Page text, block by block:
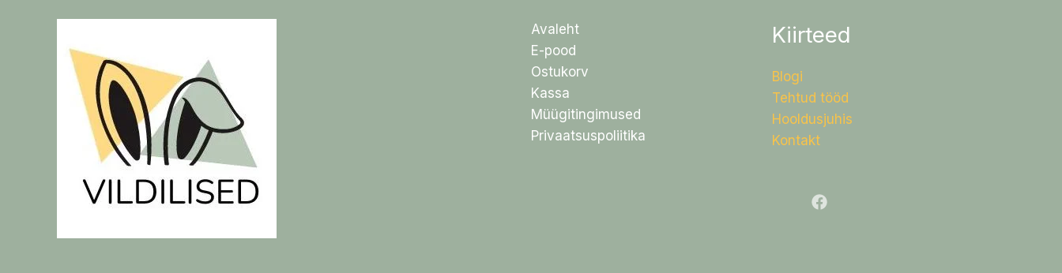
Avaleht
E-pood
Ostukorv
Kassa
Müügitingimused
Privaatsuspoliitika
Kiirteed
Blogi
Tehtud tööd
Hooldusjuhis
Kontakt